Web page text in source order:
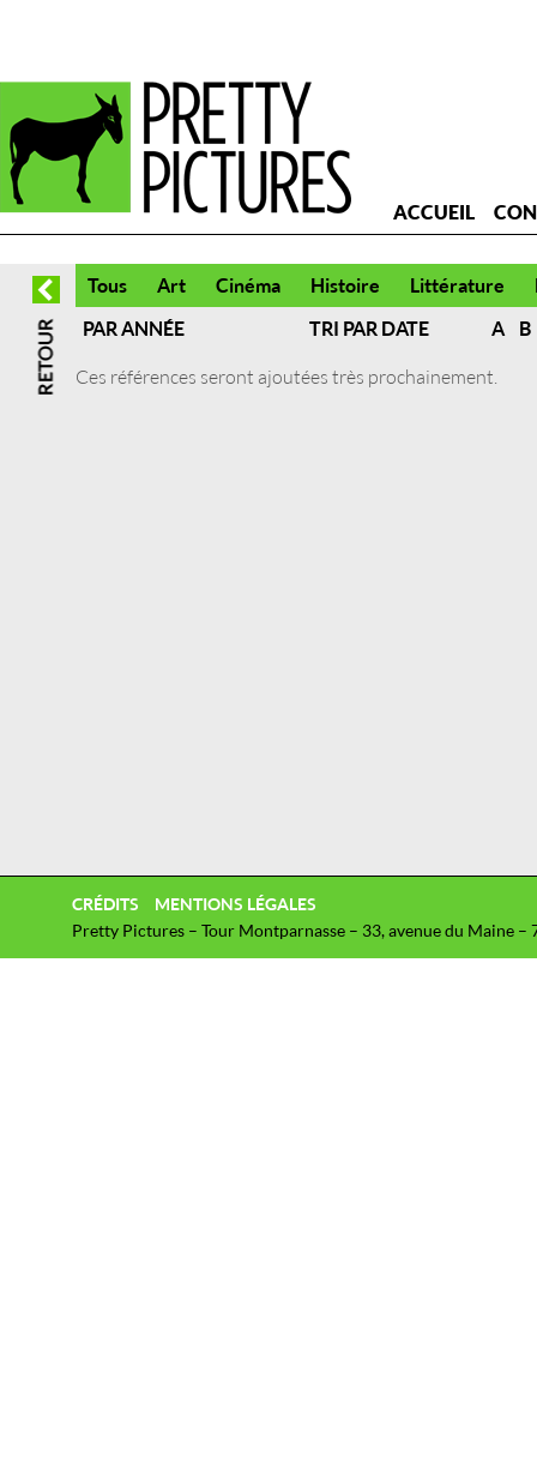
ACCUEIL
Tous Art Cinéma Histoire Littérature
PAR ANNÉE
TRI PAR DATE A
B
Ces références seront ajoutées très prochainement.
CRÉDITS
MENTIONS LÉGALES
Pretty Pictures – Tour Montparnasse – 33, avenue du Maine –